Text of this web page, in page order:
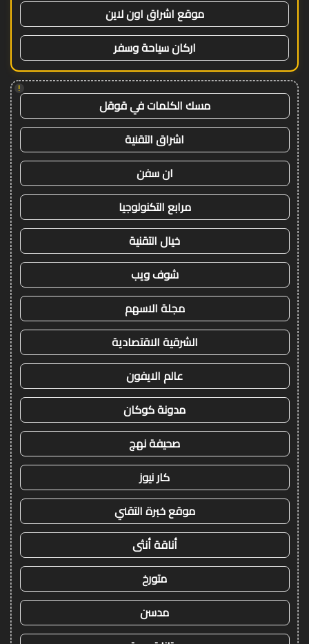
موقع اشراق اون لاين
اركان سياحة وسفر
!
مسك الكلمات في قوقل
اشراق التقنية
ان سفن
مرابع التكنولوجيا
خيال التقنية
شوف ويب
مجلة الاسهم
الشرقية الاقتصادية
عالم الايفون
مدونة كوكان
صحيفة نهج
كار نيوز
موقع خبرة التقني
أناقة أنثى
متورخ
مدسن